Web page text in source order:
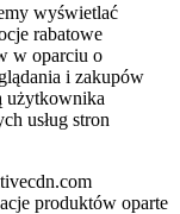
wyświetlać
rabatowe
w oparciu o
i zakupów
użytkownika
usług stron
produktów oparte